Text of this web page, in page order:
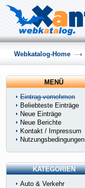
Webkatalog-Home
MENÜ
Eintrag vornehmen
Beliebteste Einträge
Neue Einträge
Neue Berichte
Kontakt / Impressum
Nutzungsbedingungen
KATEGORIEN
Auto & Verkehr